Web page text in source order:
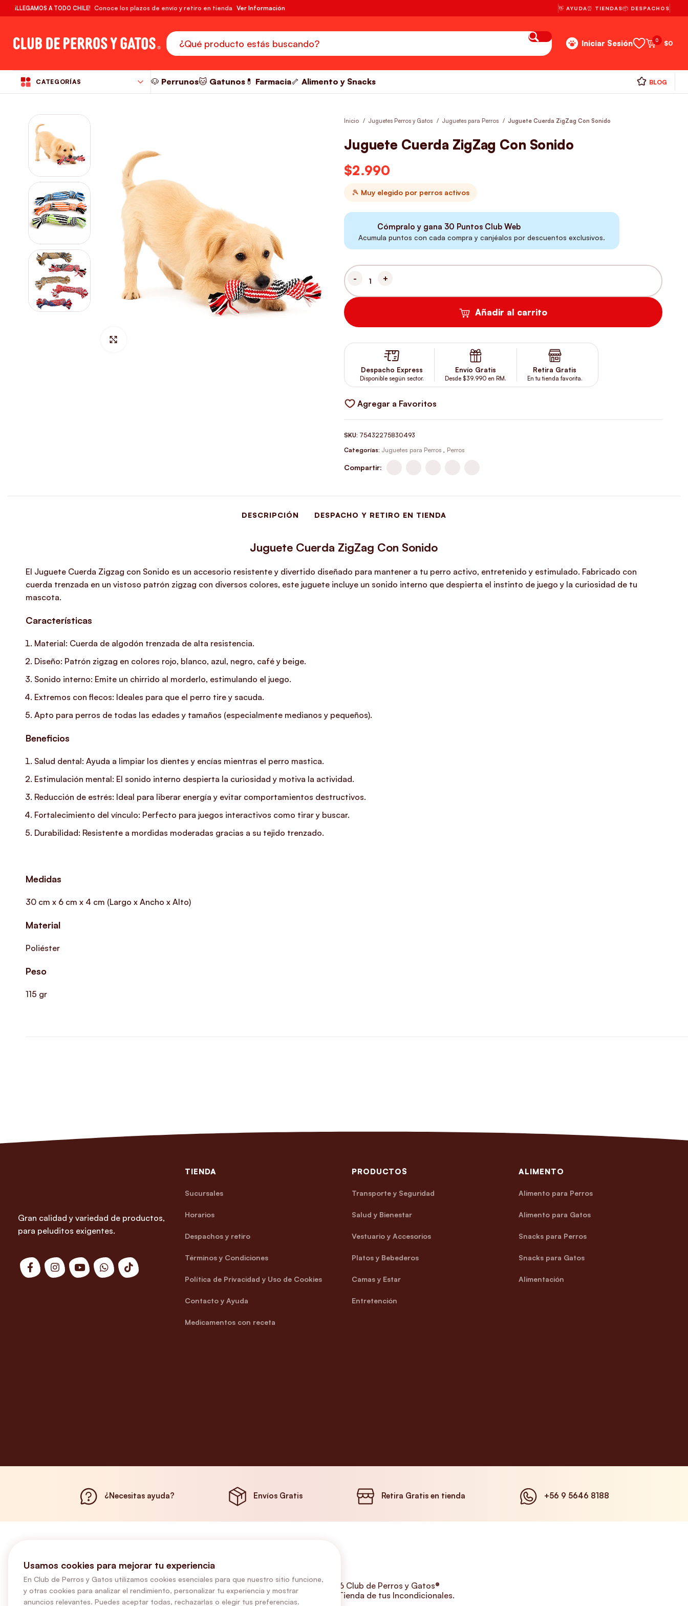
¡LLEGAMOS A TODO CHILE! Conoce los plazos de envío y retiro en tienda Ver Información 👋 AYUDA⏰ TIENDAS📦 DESPACHOS
Iniciar Sesión 0 $0
CATEGORÍAS 🐶 Perrunos🐱 Gatunos 💊 Farmacia🦴 Alimento y Snacks BLOG
Inicio Juguetes Perros y Gatos Juguetes para Perros Juguete Cuerda ZigZag Con Sonido
Juguete Cuerda ZigZag Con Sonido
$2.990
🎾 Muy elegido por perros activos
Cómpralo y gana 30 Puntos Club Web
Acumula puntos con cada compra y canjéalos por descuentos exclusivos.
JUGUETE CUERDA ZIGZAG CON SONIDO CANTIDAD
Añadir al carrito
Despacho Express
Disponible según sector.
Envío Gratis
Desde $39.990 en RM.
Retira Gratis
En tu tienda favorita.
Agregar a Favoritos
SKU: 75432275830493
Categorías: Juguetes para Perros , Perros
Compartir:
DESCRIPCIÓN DESPACHO Y RETIRO EN TIENDA
Juguete Cuerda ZigZag Con Sonido
El Juguete Cuerda Zigzag con Sonido es un accesorio resistente y divertido diseñado para mantener a tu perro activo, entretenido y estimulado. Fabricado con
cuerda trenzada en un vistoso patrón zigzag con diversos colores, este juguete incluye un sonido interno que despierta el instinto de juego y la curiosidad de tu
mascota.
Características
Material: Cuerda de algodón trenzada de alta resistencia.
Diseño: Patrón zigzag en colores rojo, blanco, azul, negro, café y beige.
Sonido interno: Emite un chirrido al morderlo, estimulando el juego.
Extremos con flecos: Ideales para que el perro tire y sacuda.
Apto para perros de todas las edades y tamaños (especialmente medianos y pequeños).
Beneficios
Salud dental: Ayuda a limpiar los dientes y encías mientras el perro mastica.
Estimulación mental: El sonido interno despierta la curiosidad y motiva la actividad.
Reducción de estrés: Ideal para liberar energía y evitar comportamientos destructivos.
Fortalecimiento del vínculo: Perfecto para juegos interactivos como tirar y buscar.
Durabilidad: Resistente a mordidas moderadas gracias a su tejido trenzado.
Medidas
30 cm x 6 cm x 4 cm (Largo x Ancho x Alto)
Material
Poliéster
Peso
115 gr
Gran calidad y variedad de productos,
para peluditos exigentes.
TIENDA
Sucursales
Horarios
Despachos y retiro
Términos y Condiciones
Política de Privacidad y Uso de Cookies
Contacto y Ayuda
Medicamentos con receta
PRODUCTOS
Transporte y Seguridad
Salud y Bienestar
Vestuario y Accesorios
Platos y Bebederos
Camas y Estar
Entretención
ALIMENTO
Alimento para Perros
Alimento para Gatos
Snacks para Perros
Snacks para Gatos
Alimentación
¿Necesitas ayuda? Envíos Gratis Retira Gratis en tienda +56 9 5646 8188
©2026 Club de Perros y Gatos®
Somos la Tienda de tus Incondicionales.
Usamos cookies para mejorar tu experiencia
En Club de Perros y Gatos utilizamos cookies esenciales para que nuestro sitio funcione,
y otras cookies para analizar el rendimiento, personalizar tu experiencia y mostrar
anuncios relevantes. Puedes aceptar todas, rechazarlas o elegir tus preferencias.
RM